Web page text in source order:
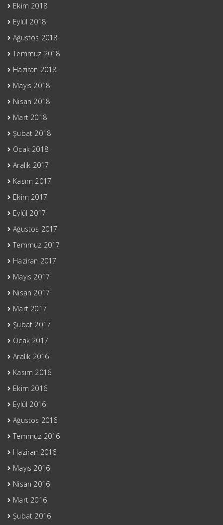
Ekim 2018
Eylül 2018
Ağustos 2018
Temmuz 2018
Haziran 2018
Mayıs 2018
Nisan 2018
Mart 2018
Şubat 2018
Ocak 2018
Aralık 2017
Kasım 2017
Ekim 2017
Eylül 2017
Ağustos 2017
Temmuz 2017
Haziran 2017
Mayıs 2017
Nisan 2017
Mart 2017
Şubat 2017
Ocak 2017
Aralık 2016
Kasım 2016
Ekim 2016
Eylül 2016
Ağustos 2016
Temmuz 2016
Haziran 2016
Mayıs 2016
Nisan 2016
Mart 2016
Şubat 2016